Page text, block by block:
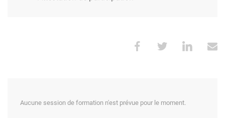
Aucune session de formation n'est prévue pour le moment.